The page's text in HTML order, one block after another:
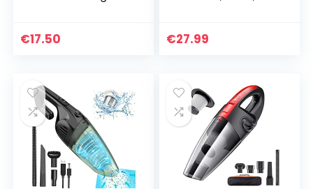
(black1)
€17.50
Kabellos
€27.99